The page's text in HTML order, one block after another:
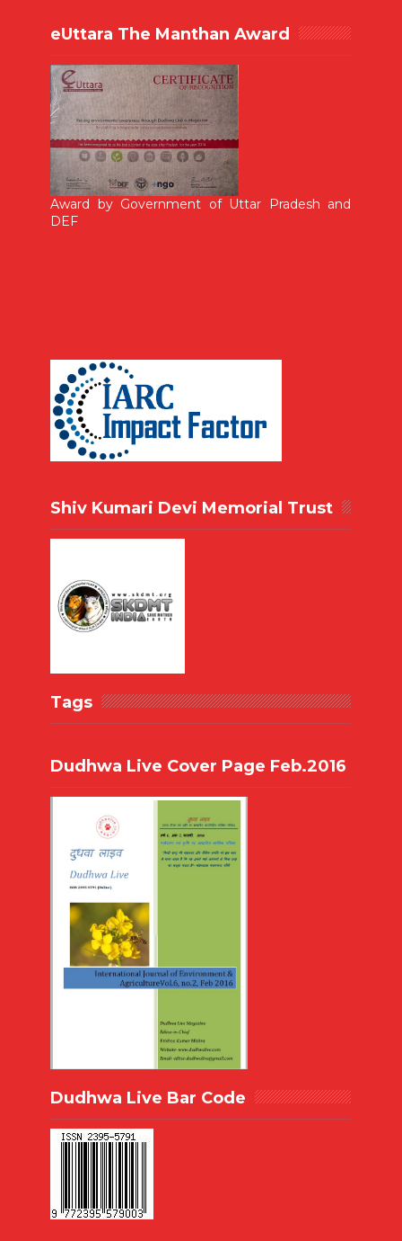
eUttara The Manthan Award
Award by Government of Uttar Pradesh and
DEF
Shiv Kumari Devi Memorial Trust
Tags
Dudhwa Live Cover Page Feb.2016
Dudhwa Live Bar Code